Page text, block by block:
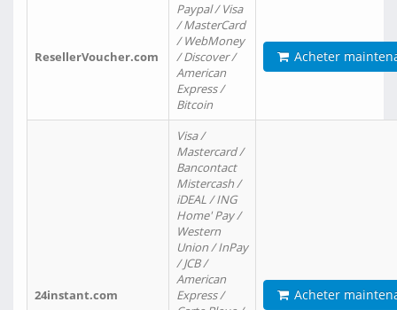
ResellerVoucher.com
Paypal / Visa
/ MasterCard
/ WebMoney
/ Discover /
American
Express /
Bitcoin
Acheter
24instant.com
Visa /
Mastercard /
Bancontact
Mistercash /
iDEAL / ING
Home' Pay /
Western
Union / InPay
/ JCB /
American
Express /
Acheter